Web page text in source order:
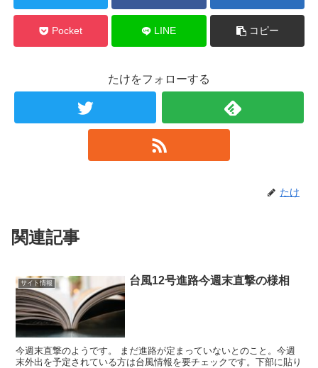
Pocket LINE コピー
たけをフォローする
たけ
関連記事
サイト情報 台風12号進路今週末直撃の様相
今週末直撃のようです。 まだ進路が定まっていないとのこと。今週
末外出を予定されている方は台風情報を要チェックです。下部に貼り